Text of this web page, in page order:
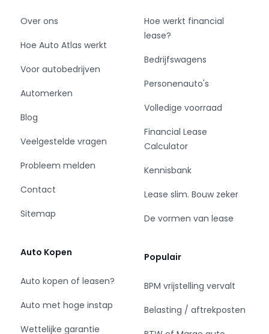
- Verbruik: 3 l/100 km
- BTW/Marge: BTW aftrekbaar, de prijs is
inclusief BTW
- Onderhoudshistorie aanwezig: Dealer
onderhouden
Pakket: Comfort Pack
- Stuur verwarmd
- Cruise control adaptief met Stop&Go
- Rijstrooksensor met correctie
Over ons
Hoe Auto Atlas werkt
Voor autobedrijven
Automerken
Blog
Veelgestelde vragen
Probleem melden
Contact
Sitemap
Auto Kopen
Auto kopen of leasen?
Auto met hoge instap
Wettelijke garantie
Hoe werkt financial
lease?
Bedrijfswagens
Personenauto's
Volledige voorraad
Financial Lease
Calculator
Kennisbank
Lease slim. Bouw zeker
De vormen van lease
Populair
BPM vrijstelling vervalt
Belasting / aftrekposten